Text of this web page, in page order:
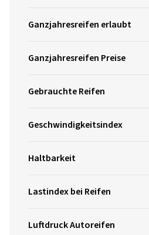
Ganzjahresreifen erlaubt
Ganzjahresreifen Preise
Gebrauchte Reifen
Geschwindigkeitsindex
Haltbarkeit
Lastindex bei Reifen
Luftdruck Autoreifen